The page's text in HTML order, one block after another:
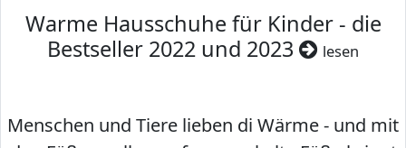
Warme Hausschuhe für Kinder - die
Bestseller 2022 und 2023
lesen
Menschen und Tiere lieben di Wärme - und mit